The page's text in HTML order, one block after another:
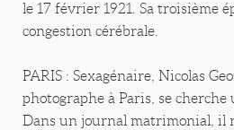
le 17 février 1921. Sa troisième
congestion cérébrale.
PARIS : Sexagénaire, Nicolas
photographe à Paris, se cherche
Dans un journal matrimonial, il